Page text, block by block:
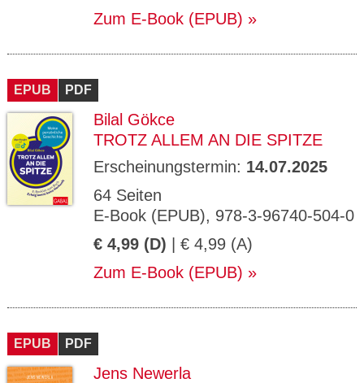
Zum E-Book (EPUB)
EPUB PDF
Bilal Gökce
TROTZ ALLEM AN DIE SPITZE
Erscheinungstermin: 14.07.2025
64 Seiten
E-Book (EPUB), 978-3-96740-504-0
€ 4,99 (D) | € 4,99 (A)
Zum E-Book (EPUB)
EPUB PDF
Jens Newerla